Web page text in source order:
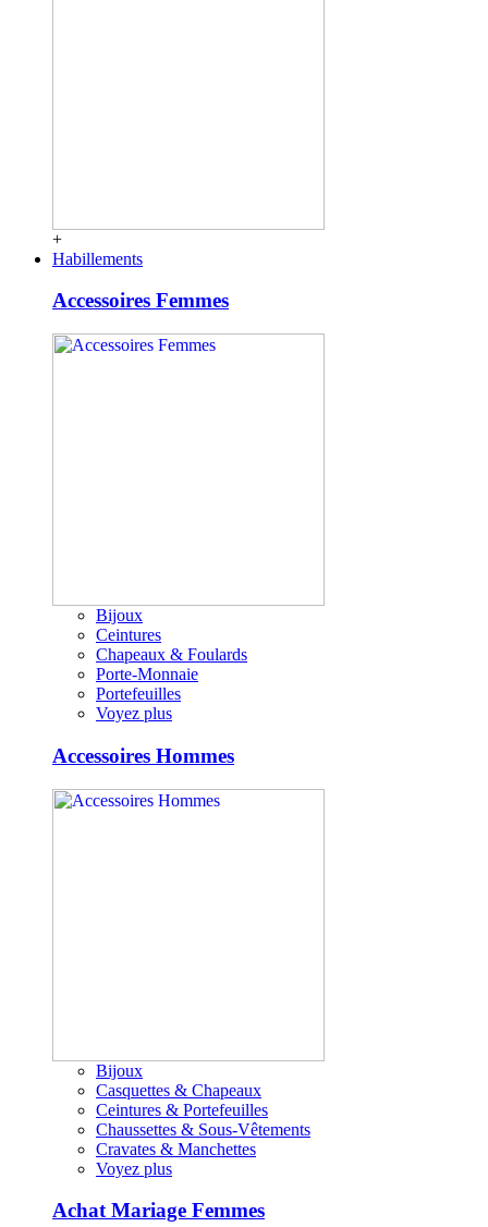
+
Habillements
Accessoires Femmes
Bijoux
Ceintures
Chapeaux & Foulards
Porte-Monnaie
Portefeuilles
Voyez plus
Accessoires Hommes
Bijoux
Casquettes & Chapeaux
Ceintures & Portefeuilles
Chaussettes & Sous-Vêtements
Cravates & Manchettes
Voyez plus
Achat Mariage Femmes